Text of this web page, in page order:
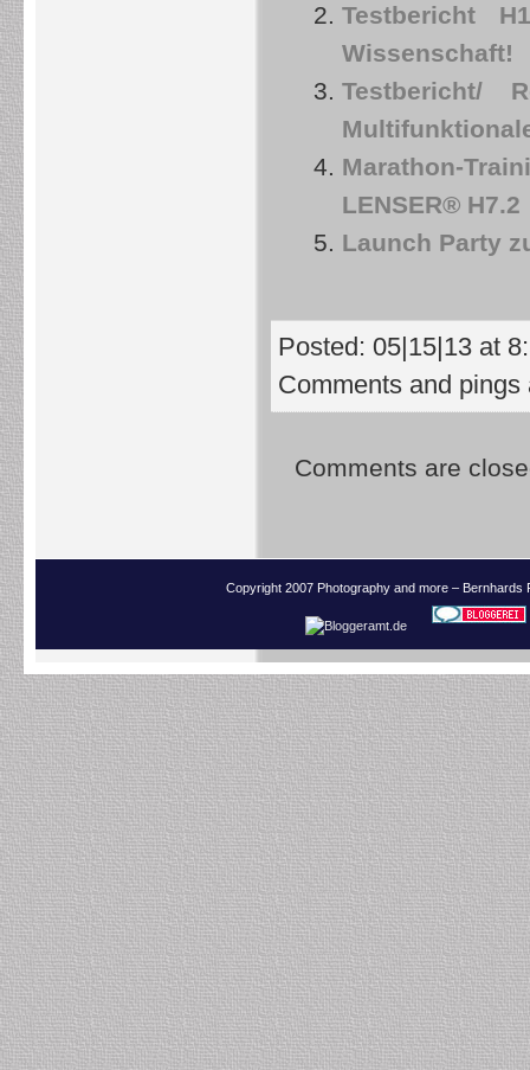
Testbericht
Wissenschaft!
Testbericht/
Marathon-
LENSER® H7.2
Launch Party
Posted: 05|15|13 at
Comments and
Comments are
Copyright 2007 Photography and more –